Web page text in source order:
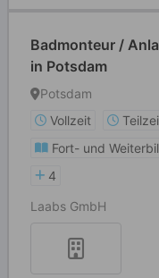
Badmonteur /
in Potsdam
Potsdam
Vollzeit
Fort- und
4
Laabs GmbH